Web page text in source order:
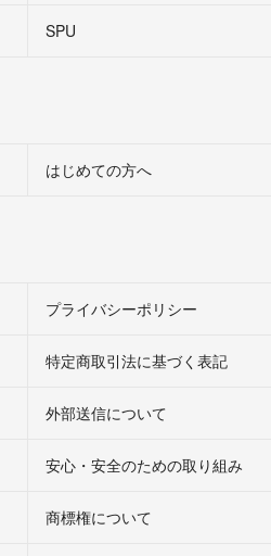
SPU
はじめての方へ
プライバシーポリシー
特定商取引法に基づく表記
外部送信について
安心・安全のための取り組み
商標権について